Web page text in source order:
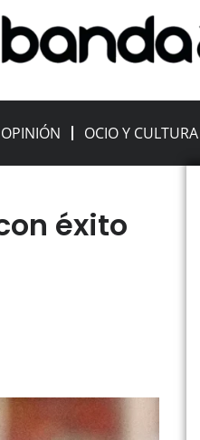
OPINIÓN OCIO Y CULTURA
éxito